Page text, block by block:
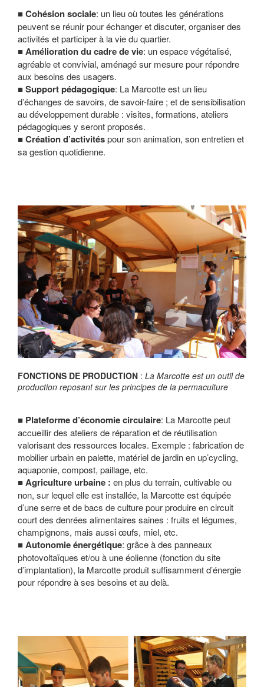
Cohésion sociale: un lieu où toutes les générations
peuvent se réunir pour échanger et discuter, organiser des
activités et participer à la vie du quartier.
Amélioration du cadre de vie: un espace végétalisé,
agréable et convivial, aménagé sur mesure pour répondre
aux besoins des usagers.
Support pédagogique: La Marcotte est un lieu
d’échanges de savoirs, de savoir-faire ; et de sensibilisation
au développement durable : visites, formations, ateliers
pédagogiques y seront proposés.
Création d’activitéspour son animation, son entretien et
sa gestion quotidienne.
FONCTIONS DE PRODUCTION : La Marcotte est un outil de
production reposant sur les principes de la permaculture
Plateforme d’économie circulaire: La Marcotte peut
accueillir des ateliers de réparation et de réutilisation
valorisant des ressources locales. Exemple : fabrication de
mobilier urbain en palette, matériel de jardin en up’cycling,
aquaponie, compost, paillage, etc.
Agriculture urbaine : en plus du terrain, cultivable ou
non, sur lequel elle est installée, la Marcotte est équipée
d’une serre et de bacs de culture pour produire en circuit
court des denrées alimentaires saines : fruits et légumes,
champignons, mais aussi œufs, miel, etc.
Autonomie énergétique: grâce à des panneaux
photovoltaïques et/ou à une éolienne (fonction du site
d’implantation), la Marcotte produit suffisamment d’énergie
pour répondre à ses besoins et au delà.